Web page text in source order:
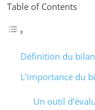
Table of Contents
Définition du
L’importance du
Un outil